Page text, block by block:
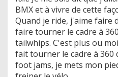
BMX et à vivre de cette
Quand je ride, j'aime faire
faire tourner le cadre à
tailwhips. C'est plus ou
fait tourner le cadre à 360
foot jams, je mets mon